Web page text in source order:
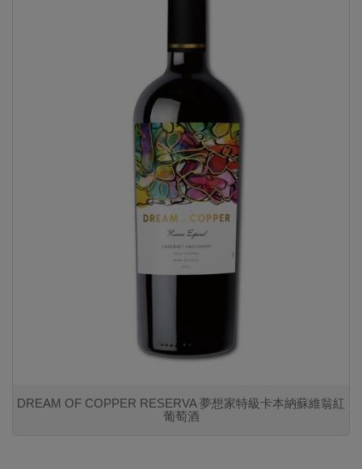
DREAM OF COPPER RESERVA 夢想家特級卡本納蘇維翁紅
葡萄酒